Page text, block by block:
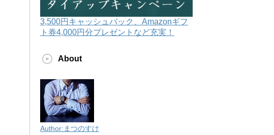
3,500円キャッシュバック、Amazonギフ
ト券4,000円分プレゼントなど充実！
About
Author:まつのすけ